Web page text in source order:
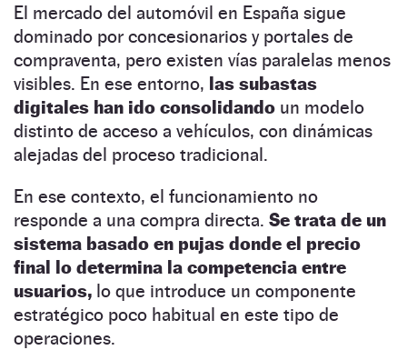
El mercado del automóvil en España sigue
dominado por concesionarios y portales de
compraventa, pero existen vías paralelas menos
visibles. En ese entorno, las subastas
digitales han ido consolidando un modelo
distinto de acceso a vehículos, con dinámicas
alejadas del proceso tradicional.
En ese contexto, el funcionamiento no
responde a una compra directa. Se trata de un
sistema basado en pujas donde el precio
final lo determina la competencia entre
usuarios, lo que introduce un componente
estratégico poco habitual en este tipo de
operaciones.